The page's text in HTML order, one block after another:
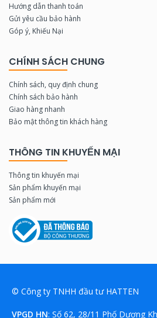
Hướng dẫn thanh toán
Gửi yêu cầu bảo hành
Góp ý, Khiếu Nại
CHÍNH SÁCH CHUNG
Chính sách, quy định chung
Chính sách bảo hành
Giao hàng nhanh
Bảo mật thông tin khách hàng
THÔNG TIN KHUYẾN MẠI
Thông tin khuyến mại
Sản phẩm khuyến mại
Sản phẩm mới
© Công ty TNHH đầu tư HATTEN
VPGD HN: Số 62, 28/11 Phố Dương